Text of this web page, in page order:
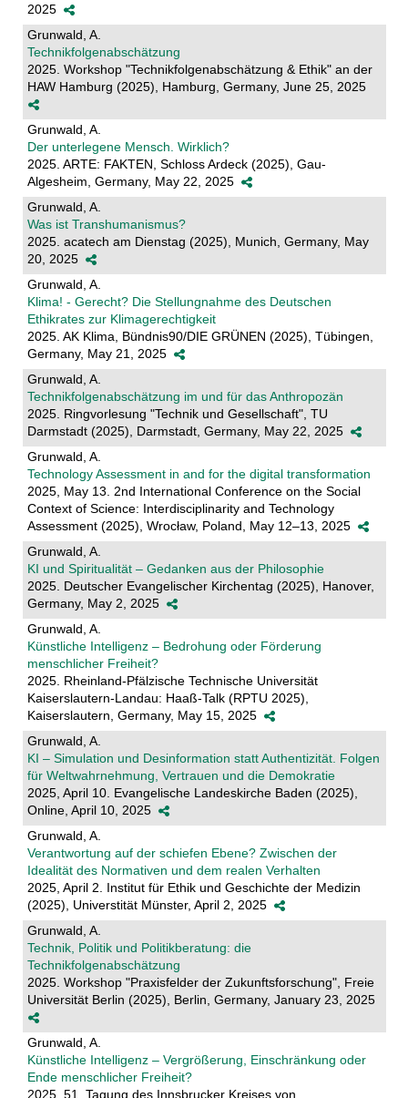
2025
Grunwald, A.
Technikfolgenabschätzung
2025. Workshop "Technikfolgenabschätzung & Ethik" an der
HAW Hamburg (2025), Hamburg, Germany, June 25, 2025
Grunwald, A.
Der unterlegene Mensch. Wirklich?
2025. ARTE: FAKTEN, Schloss Ardeck (2025), Gau-
Algesheim, Germany, May 22, 2025
Grunwald, A.
Was ist Transhumanismus?
2025. acatech am Dienstag (2025), Munich, Germany, May
20, 2025
Grunwald, A.
Klima! - Gerecht? Die Stellungnahme des Deutschen
Ethikrates zur Klimagerechtigkeit
2025. AK Klima, Bündnis90/DIE GRÜNEN (2025), Tübingen,
Germany, May 21, 2025
Grunwald, A.
Technikfolgenabschätzung im und für das Anthropozän
2025. Ringvorlesung "Technik und Gesellschaft", TU
Darmstadt (2025), Darmstadt, Germany, May 22, 2025
Grunwald, A.
Technology Assessment in and for the digital transformation
2025, May 13. 2nd International Conference on the Social
Context of Science: Interdisciplinarity and Technology
Assessment (2025), Wrocław, Poland, May 12–13, 2025
Grunwald, A.
KI und Spiritualität – Gedanken aus der Philosophie
2025. Deutscher Evangelischer Kirchentag (2025), Hanover,
Germany, May 2, 2025
Grunwald, A.
Künstliche Intelligenz – Bedrohung oder Förderung
menschlicher Freiheit?
2025. Rheinland-Pfälzische Technische Universität
Kaiserslautern-Landau: Haaß-Talk (RPTU 2025),
Kaiserslautern, Germany, May 15, 2025
Grunwald, A.
KI – Simulation und Desinformation statt Authentizität. Folgen
für Weltwahrnehmung, Vertrauen und die Demokratie
2025, April 10. Evangelische Landeskirche Baden (2025),
Online, April 10, 2025
Grunwald, A.
Verantwortung auf der schiefen Ebene? Zwischen der
Idealität des Normativen und dem realen Verhalten
2025, April 2. Institut für Ethik und Geschichte der Medizin
(2025), Universtität Münster, April 2, 2025
Grunwald, A.
Technik, Politik und Politikberatung: die
Technikfolgenabschätzung
2025. Workshop "Praxisfelder der Zukunftsforschung", Freie
Universität Berlin (2025), Berlin, Germany, January 23, 2025
Grunwald, A.
Künstliche Intelligenz – Vergrößerung, Einschränkung oder
Ende menschlicher Freiheit?
2025. 51. Tagung des Innsbrucker Kreises von